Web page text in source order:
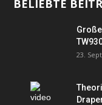
BELIEBTE
23.